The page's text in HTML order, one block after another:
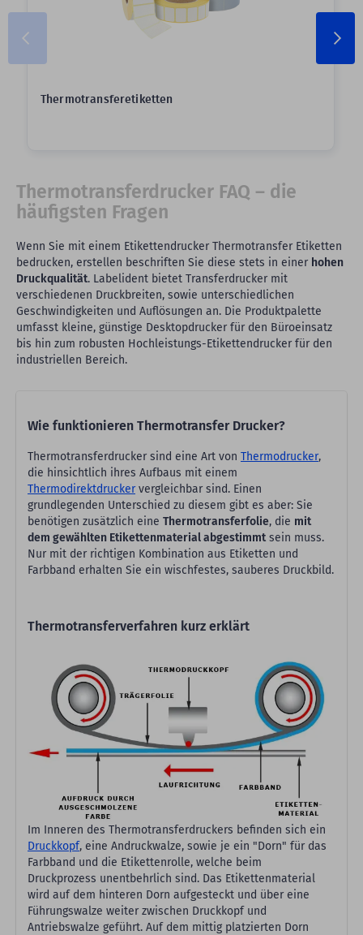
Thermotransferetiketten
Thermotransferdrucker FAQ – die
häufigsten Fragen
Wenn Sie mit einem Etikettendrucker Thermotransfer Etiketten
bedrucken, erstellen beschriften Sie diese stets in einer hohen
Druckqualität. Labelident bietet Transferdrucker mit
verschiedenen Druckbreiten, sowie unterschiedlichen
Geschwindigkeiten und Auflösungen an. Die Produktpalette
umfasst kleine, günstige Desktopdrucker für den Büroeinsatz
bis hin zum robusten Hochleistungs-Etikettendrucker für den
industriellen Bereich.
Wie funktionieren Thermotransfer Drucker?
Thermotransferdrucker sind eine Art von Thermodrucker,
die hinsichtlich ihres Aufbaus mit einem
Thermodirektdruckervergleichbar sind. Einen
grundlegenden Unterschied zu diesem gibt es aber: Sie
benötigen zusätzlich eine Thermotransferfolie, die mit
dem gewählten Etikettenmaterial abgestimmtsein muss.
Nur mit der richtigen Kombination aus Etiketten und
Farbband erhalten Sie ein wischfestes, sauberes Druckbild.
Thermotransferverfahren kurz erklärt
Im Inneren des Thermotransferdruckers befinden sich ein
Druckkopf, eine Andruckwalze, sowie je ein "Dorn" für das
Farbband und die Etikettenrolle, welche beim
Druckprozess unentbehrlich sind. Das Etikettenmaterial
wird auf dem hinteren Dorn aufgesteckt und über eine
Führungswalze weiter zwischen Druckkopf und
Antriebswalze geführt. Auf dem mittig platzierten Dorn